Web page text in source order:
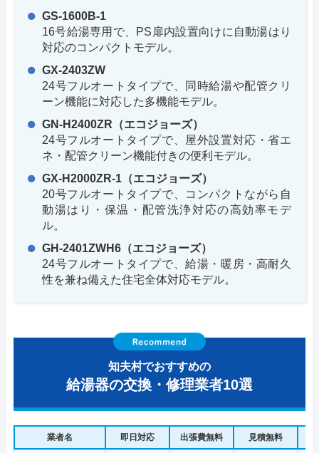
GS-1600B-1
16号給湯専用で、PS扉内設置向けに自動湯はり
対応のコンパクトモデル。
GX-2403ZW
24号フルオートタイプで、同時給湯や配管クリ
ーン機能に対応した多機能モデル。
GN-H2400ZR（エコジョーズ）
24号フルオートタイプで、屋外設置対応・省エ
ネ・配管クリーン機能付きの便利モデル。
GX-H2000ZR-1（エコジョーズ）
20号フルオートタイプで、コンパクトながら自
動湯はり・保温・配管洗浄対応の高効率モデ
ル。
GH-2401ZWH6（エコジョーズ）
24号フルオートタイプで、給湯・暖房・高耐久
性を兼ね備えた住宅全体対応モデル。
知夫村でおすすめの
給湯器の交換・修理業者10選
業者名 即日対応 出張費無料 見積無料